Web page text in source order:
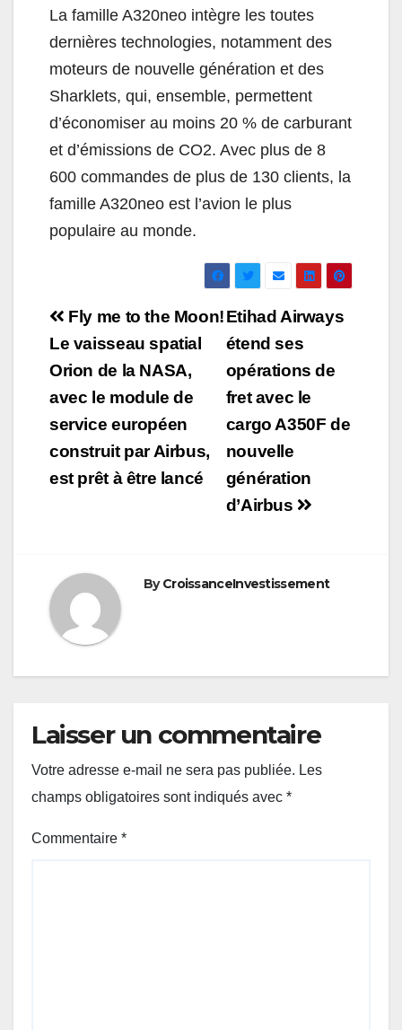
La famille A320neo intègre les toutes
dernières technologies, notamment des
moteurs de nouvelle génération et des
Sharklets, qui, ensemble, permettent
d’économiser au moins 20 % de carburant
et d’émissions de CO2. Avec plus de 8
600 commandes de plus de 130 clients, la
famille A320neo est l’avion le plus
populaire au monde.
Navigation
de
l’article
Etihad Airways
étend ses
opérations de
fret avec le
cargo A350F de
nouvelle
génération
d’Airbus
Fly me to the Moon!
Le vaisseau spatial
Orion de la NASA,
avec le module de
service européen
construit par Airbus,
est prêt à être lancé
ByCroissanceInvestissement
Laisser un commentaire
Votre adresse e-mail ne sera pas publiée. Les
champs obligatoires sont indiqués avec *
Commentaire *